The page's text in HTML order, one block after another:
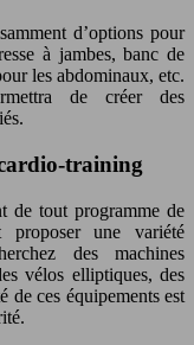
d’options pour
à jambes, banc de
les abdominaux, etc.
de créer des
training
de tout programme de
une variété
des machines
vélos elliptiques, des
de ces équipements est